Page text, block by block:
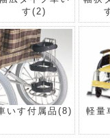
す(2)
いす付属品 (8) 軽量